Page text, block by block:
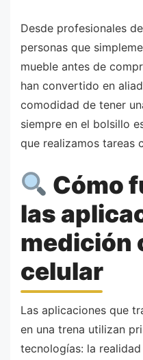
Desde profesionales
personas que
mueble antes de
han convertido en
comodidad de tener
siempre en el bolsillo
que realizamos tareas
Cómo
las
medición
celular
Las aplicaciones que
en una trena utilizan
tecnologías: la